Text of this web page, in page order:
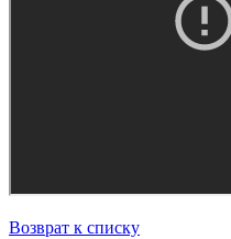
Возврат к списку